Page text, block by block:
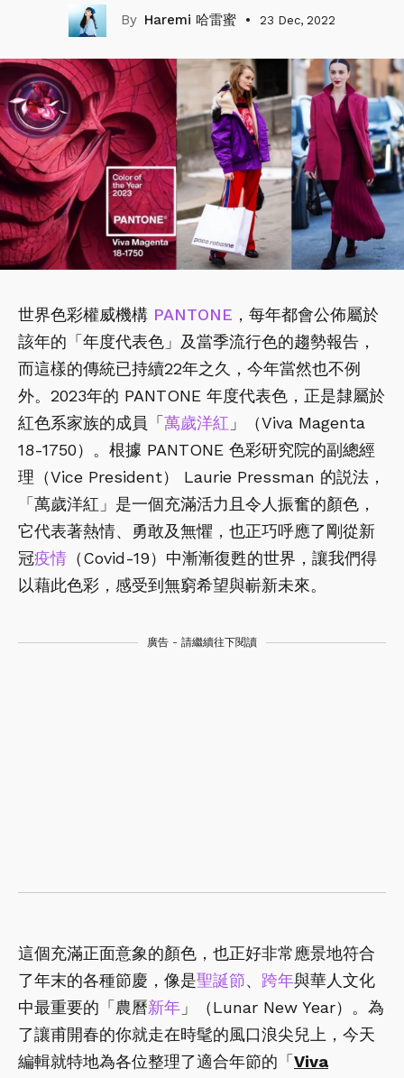
Haremi 哈雷蜜 23 Dec, 2022
世界色彩權威機構 PANTONE ，每年都會公佈屬於
該年的「年度代表色」及當季流行色的趨勢報告，
而這樣的傳統已持續22年之久，今年當然也不例
外。2023年的 PANTONE 年度代表色，正是隸屬於
紅色系家族的成員「 萬歲洋紅 」（Viva Magenta
18-1750）。根據 PANTONE 色彩研究院的副總經
理（Vice President） Laurie Pressman 的説法，
「萬歲洋紅」是一個充滿活力且令人振奮的顏色，
它代表著熱情、勇敢及無懼，也正巧呼應了剛從新
冠疫情 （Covid-19）中漸漸復甦的世界，讓我們得
以藉此色彩，感受到無窮希望與嶄新未來。
廣告 - 請繼續往下閱讀
這個充滿正面意象的顏色，也正好非常應景地符合
了年末的各種節慶，像是聖誕節、 跨年與華人文化
中最重要的「農曆新年 」（Lunar New Year）。為
了讓甫開春的你就走在時髦的風口浪尖兒上，今天
編輯就特地為各位整理了適合年節的「 Viva